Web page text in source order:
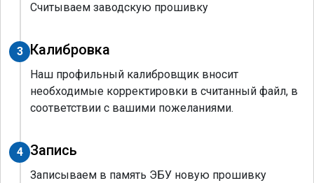
Считываем заводскую прошивку
3 Калибровка
Наш профильный калибровщик вносит
необходимые корректировки в считанный файл, в
соответствии с вашими пожеланиями.
4 Запись
Записываем в память ЭБУ новую прошивку